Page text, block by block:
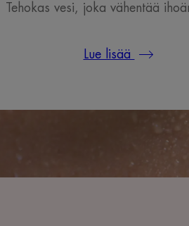
Tehokas vesi, joka vähentää
Lue lisää